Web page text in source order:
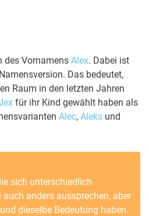
des Vornamens Alex. Dabei ist
Das bedeutet,
Raum in den letzten Jahren
für ihr Kind gewählt haben als
Alec, Aleks und
sich unterschiedlich
anders aussprechen, aber
dieselbe Bedeutung haben.